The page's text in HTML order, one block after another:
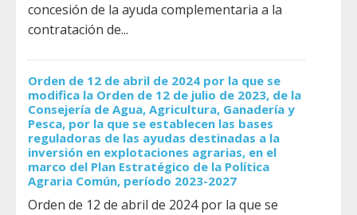
concesión de la ayuda complementaria a la
contratación de...
Orden de 12 de abril de 2024 por la que se
modifica la Orden de 12 de julio de 2023, de la
Consejería de Agua, Agricultura, Ganadería y
Pesca, por la que se establecen las bases
reguladoras de las ayudas destinadas a la
inversión en explotaciones agrarias, en el
marco del Plan Estratégico de la Política
Agraria Común, período 2023-2027
Orden de 12 de abril de 2024 por la que se